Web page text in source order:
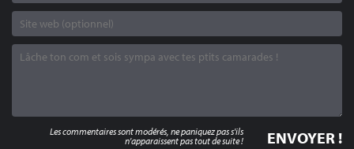
Les commentaires sont modérés, ne paniquez pas s'ils
n'apparaissent pas tout de suite !